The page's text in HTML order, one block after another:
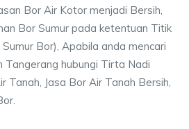
Bor Air Kotor menjadi Bersih,
Bor Sumur pada ketentuan Titik
Bor), Apabila anda mencari
Tangerang hubungi Tirta Nadi
Tanah, Jasa Bor Air Tanah Bersih,